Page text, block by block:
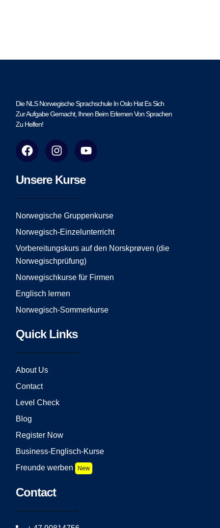
Die NLS Norwegische Sprachschule In Oslo Hat Es Sich
Zur Aufgabe Gemacht, Ihnen Beim Erlernen Von Sprachen
Zu Helfen!
F
a
e
o
o
I
n
t
g
r
m
Y
o
t
e
Unsere Kurse
Norwegische Gruppenkurse
Norwegisch-Einzelunterricht
Vorbereitungskurs auf den Norskprøven (die
Norwegischprüfung)
Norwegischkurse für Firmen
Englisch lernen
Norwegisch-Sommerkurse
Quick Links
About Us
Contact
Level Check
Blog
Register Now
Business-Englisch-Kurse
Freunde werben
New
Contact